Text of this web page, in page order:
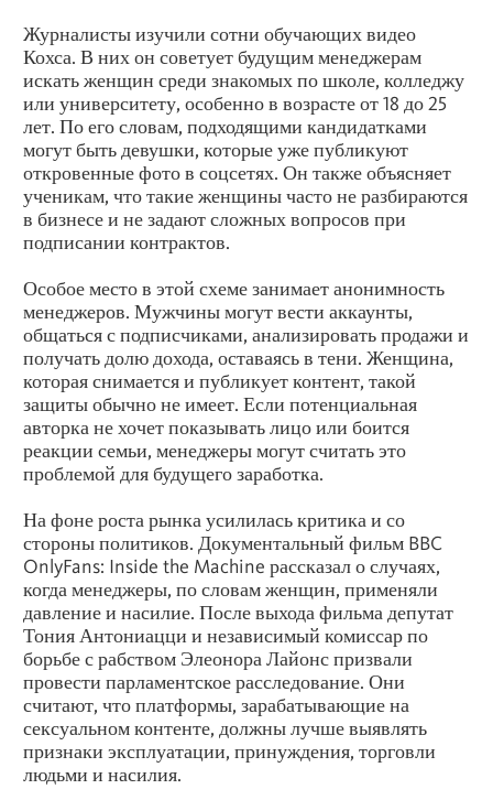
Журналисты изучили сотни обучающих видео
Кохса. В них он советует будущим менеджерам
искать женщин среди знакомых по школе, колледжу
или университету, особенно в возрасте от 18 до 25
лет. По его словам, подходящими кандидатками
могут быть девушки, которые уже публикуют
откровенные фото в соцсетях. Он также объясняет
ученикам, что такие женщины часто не разбираются
в бизнесе и не задают сложных вопросов при
подписании контрактов.
Особое место в этой схеме занимает анонимность
менеджеров. Мужчины могут вести аккаунты,
общаться с подписчиками, анализировать продажи и
получать долю дохода, оставаясь в тени. Женщина,
которая снимается и публикует контент, такой
защиты обычно не имеет. Если потенциальная
авторка не хочет показывать лицо или боится
реакции семьи, менеджеры могут считать это
проблемой для будущего заработка.
На фоне роста рынка усилилась критика и со
стороны политиков. Документальный фильм BBC
OnlyFans: Inside the Machine рассказал о случаях,
когда менеджеры, по словам женщин, применяли
давление и насилие. После выхода фильма депутат
Тония Антониацци и независимый комиссар по
борьбе с рабством Элеонора Лайонс призвали
провести парламентское расследование. Они
считают, что платформы, зарабатывающие на
сексуальном контенте, должны лучше выявлять
признаки эксплуатации, принуждения, торговли
людьми и насилия.